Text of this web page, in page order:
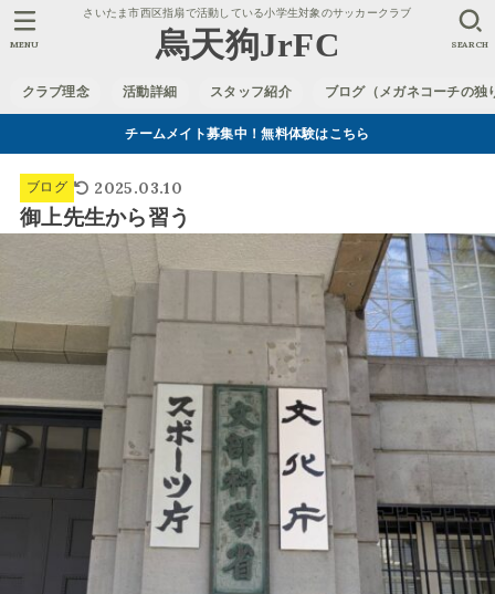
さいたま市西区指扇で活動している小学生対象のサッカークラブ
烏天狗JrFC
クラブ理念 活動詳細 スタッフ紹介 ブログ（メガネコーチの独
SEARCH
MENU
チームメイト募集中！無料体験はこちら
ブログ 2025.03.10
御上先生から習う